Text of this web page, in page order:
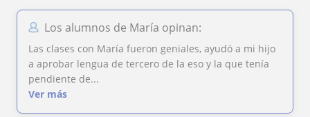
Los alumnos de María opinan:
Las clases con María fueron geniales, ayudó a mi hijo
a aprobar lengua de tercero de la eso y la que tenía
pendiente de...
Ver más